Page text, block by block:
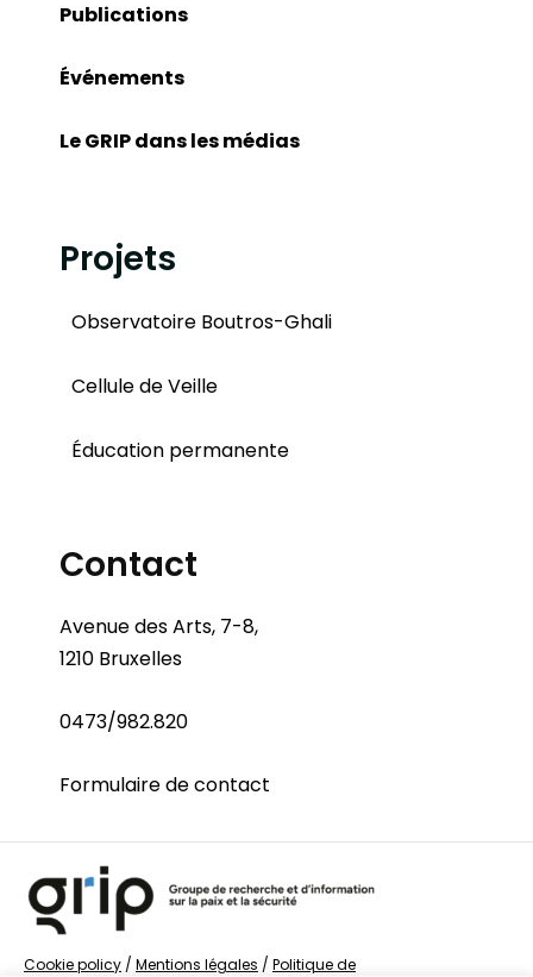
Publications
Événements
Le GRIP dans les médias
Projets
Observatoire Boutros-Ghali
Cellule de Veille
Éducation permanente
Contact
Avenue des Arts, 7-8,
1210 Bruxelles
0473/982.820
Formulaire de contact
Cookie policy / Mentions légales / Politique de